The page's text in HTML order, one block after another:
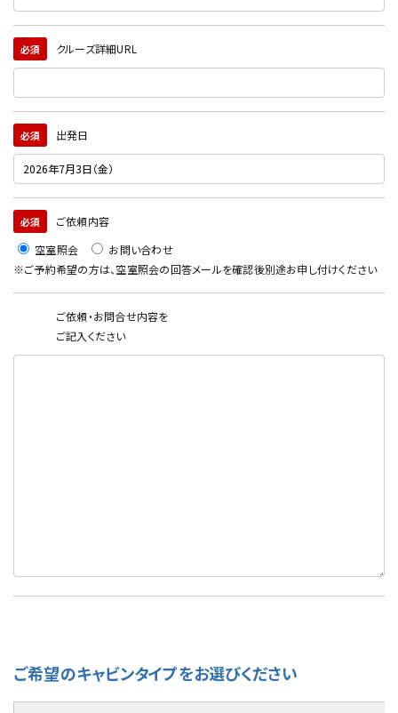
必須 クルーズ詳細URL
必須 出発日
必須
ご依頼内容
空室照会
お問い合わせ
※ご予約希望の方は、空室照会の回答メールを確認後別途お申し付けください
ご依頼・お問合せ内容を
ご記入ください
ご希望のキャビンタイプをお選びください